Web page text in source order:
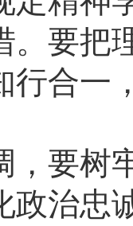
。要把
行合一
要树牢
政治忠